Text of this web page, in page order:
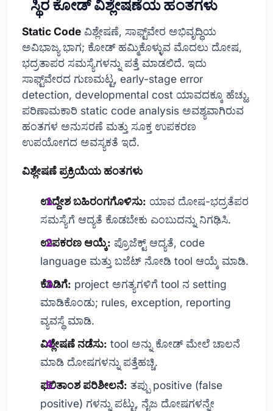
ಸ್ಥಿರ ಕೋಡ್ ವಿಶ್ಲೇಷಣೆಯ ಹಂತಗಳು
Static Code ವಿಶ್ಲೇಷಣೆ, ಸಾಫ್ಟ್‌ವೇರ ಅಭಿವೃದ್ಧಿಯ
ಅವಿಭಾಜ್ಯ ಭಾಗ; ಕೋಡ್ ಹಮ್ಮಿಕೊಳ್ಳುವ ಮೊದಲು ದೋಷ,
ಭದ್ರತಾಪರ ಸಮಸ್ಯೆಗಳನ್ನು ಪತ್ತೆ ಮಾಡಲಿದೆ. ಇದು
ಸಾಫ್ಟ್‌ವೇರದ ಗುಣಮಟ್ಟ, early-stage error
detection, developmental cost ಯಾವದಕ್ಕೂ ಹೆಚ್ಹು.
ಪರಿಣಾಮಕಾರಿ static code analysis ಅವಶ್ಯವಾಗಿರುವ
ಹಂತಗಳ ಅನುಸರಣೆ ಮತ್ತು ಸೂಕ್ತ ಉಪಕರಣ
ಉಪಯೋಗದ ಅವಸ್ಯಕತೆ ಇದೆ.
ವಿಶ್ಲೇಷಣೆ ಪ್ರಕ್ರಿಯೆಯ ಹಂತಗಳು
ಉದ್ದೇಶ ಬಹಿರಂಗಗೊಳಿಸು: ಯಾವ ದೋಷ-ಭದ್ರತೆಪರ
ಸಮಸ್ಯೆಗೆ ಆದ್ಯತೆ ಕೊಡಬೇಕು ಎಂಬುದನ್ನು ನಿಗಢಿಸಿ.
ಉಪಕರಣ ಆಯ್ಕೆ: ಪ್ರೊಜೆಕ್ಟ್ ಆದ್ಯತೆ, code
language ಮತ್ತು ಬಜೆಟ್ ನೋಡಿ tool ಆಯ್ಕೆ ಮಾಡಿ.
ಕೊಡಿಗೆ: project ಅಗತ್ಯಗಳಿಗೆ tool ನ setting
ಮಾಡಿಕೊಂಡು; rules, exception, reporting
ವ್ಯವಸ್ಥೆ ಮಾಡಿ.
ವಿಶ್ಲೇಷಣೆ ನಡೆಸು: tool ಅನ್ನು ಕೋಡ್ ಮೇಲೆ ಚಾಲನೆ
ಮಾಡಿ ದೋಷಗಳನ್ನು ಪತ್ತೆಹಚ್ಚಿ.
ಫಲಿತಾಂಶ ಪರಿಶೀಲನೆ: ತಪ್ಪು positive (false
positive) ಗಳನ್ನು ಪಟ್ಟು, ನೈಜ ದೋಷಗಳನ್ನೇ